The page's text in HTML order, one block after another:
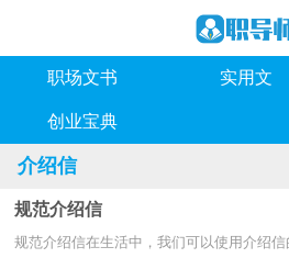
职场文书 实用文
创业宝典
介绍信
规范介绍信
规范介绍信在生活中，我们可以使用介绍